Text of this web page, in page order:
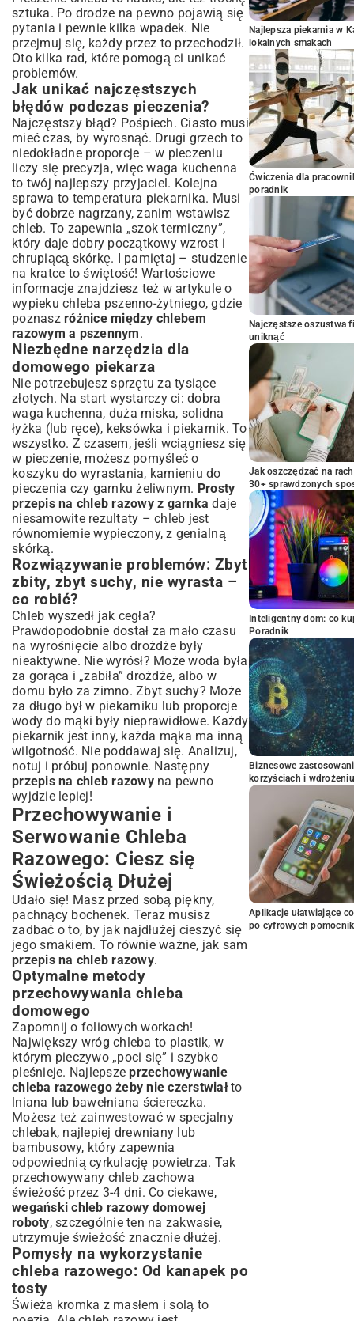
sztuka. Po drodze na pewno pojawią się
pytania i pewnie kilka wpadek. Nie
przejmuj się, każdy przez to przechodził.
Oto kilka rad, które pomogą ci unikać
problemów.
Jak unikać najczęstszych
błędów podczas pieczenia?
Najczęstszy błąd? Pośpiech. Ciasto musi
mieć czas, by wyrosnąć. Drugi grzech to
niedokładne proporcje – w pieczeniu
liczy się precyzja, więc waga kuchenna
to twój najlepszy przyjaciel. Kolejna
sprawa to temperatura piekarnika. Musi
być dobrze nagrzany, zanim wstawisz
chleb. To zapewnia „szok termiczny”,
który daje dobry początkowy wzrost i
chrupiącą skórkę. I pamiętaj – studzenie
na kratce to świętość! Wartościowe
informacje znajdziesz też w artykule o
wypieku chleba pszenno-żytniego, gdzie
poznasz różnice między chlebem
razowym a pszennym.
Niezbędne narzędzia dla
domowego piekarza
Nie potrzebujesz sprzętu za tysiące
złotych. Na start wystarczy ci: dobra
waga kuchenna, duża miska, solidna
łyżka (lub ręce), keksówka i piekarnik. To
wszystko. Z czasem, jeśli wciągniesz się
w pieczenie, możesz pomyśleć o
koszyku do wyrastania, kamieniu do
pieczenia czy garnku żeliwnym. Prosty
przepis na chleb razowy z garnka daje
niesamowite rezultaty – chleb jest
równomiernie wypieczony, z genialną
skórką.
Rozwiązywanie problemów: Zbyt
zbity, zbyt suchy, nie wyrasta –
co robić?
Chleb wyszedł jak cegła?
Prawdopodobnie dostał za mało czasu
na wyrośnięcie albo drożdże były
nieaktywne. Nie wyrósł? Może woda była
za gorąca i „zabiła” drożdże, albo w
domu było za zimno. Zbyt suchy? Może
za długo był w piekarniku lub proporcje
wody do mąki były nieprawidłowe. Każdy
piekarnik jest inny, każda mąka ma inną
wilgotność. Nie poddawaj się. Analizuj,
notuj i próbuj ponownie. Następny
przepis na chleb razowyna pewno
wyjdzie lepiej!
Przechowywanie i
Serwowanie Chleba
Razowego: Ciesz się
Świeżością Dłużej
Udało się! Masz przed sobą piękny,
pachnący bochenek. Teraz musisz
zadbać o to, by jak najdłużej cieszyć się
jego smakiem. To równie ważne, jak sam
przepis na chleb razowy.
Optymalne metody
przechowywania chleba
domowego
Zapomnij o foliowych workach!
Największy wróg chleba to plastik, w
którym pieczywo „poci się” i szybko
pleśnieje. Najlepszeprzechowywanie
chleba razowego żeby nie czerstwiałto
lniana lub bawełniana ściereczka.
Możesz też zainwestować w specjalny
chlebak, najlepiej drewniany lub
bambusowy, który zapewnia
odpowiednią cyrkulację powietrza. Tak
przechowywany chleb zachowa
świeżość przez 3-4 dni. Co ciekawe,
wegański chleb razowy domowej
roboty, szczególnie ten na zakwasie,
utrzymuje świeżość znacznie dłużej.
Pomysły na wykorzystanie
chleba razowego: Od kanapek po
tosty
Świeża kromka z masłem i solą to
Najlepsza piekarnia w
lokalnych smakach
Ćwiczenia dla
poradnik
Najczęstsze oszustwa
uniknąć
Jak oszczędzać na
30+ sprawdzonych
Inteligentny dom: co
Poradnik
Biznesowe
korzyściach i wdrożeniu
Aplikacje ułatwiające
po cyfrowych